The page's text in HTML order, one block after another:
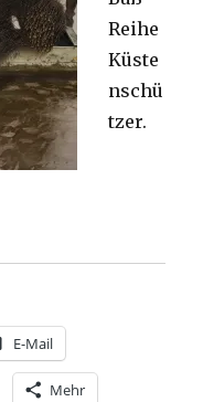
Reihe
Küste
nschü
tzer.
des
E-Mail
Mehr